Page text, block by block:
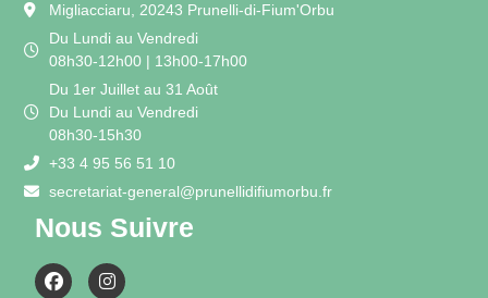
Migliacciaru, 20243 Prunelli-di-Fium'Orbu
Du Lundi au Vendredi
08h30-12h00 | 13h00-17h00
Du 1er Juillet au 31 Août
Du Lundi au Vendredi
08h30-15h30
+33 4 95 56 51 10
secretariat-general@prunellidifiumorbu.fr
Nous Suivre